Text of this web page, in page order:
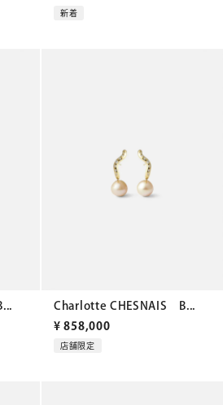
新着
Charlotte CHESNAIS B...
¥ 858,000
店舗限定